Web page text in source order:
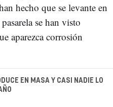
hecho que se levante en
se han visto
aparezca corrosión
EN MASA Y CASI NADIE LO